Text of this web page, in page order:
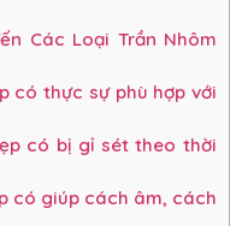
Các Loại Trần Nhôm
có thực sự phù hợp với
có bị gỉ sét theo thời
có giúp cách âm, cách